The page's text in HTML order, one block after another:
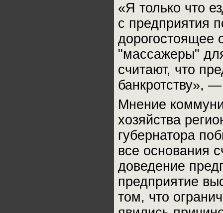
«Я только что
с предприятия
дорогостоящее
"массажеры"
считают, что
банкротству»,
Мнение
хозяйства
губернатора
все основания
доведение
предприятие
том, что